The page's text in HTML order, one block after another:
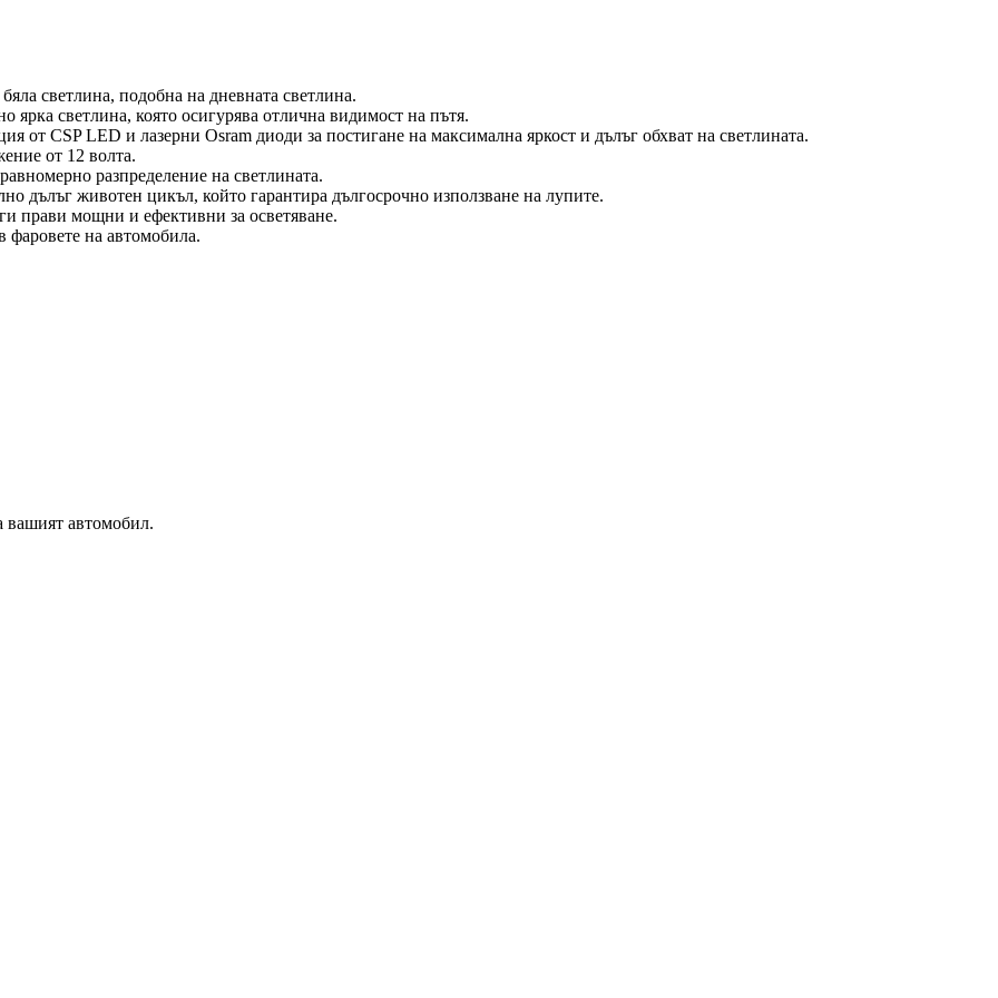
светлина, подобна на дневната светлина.
ярка светлина, която осигурява отлична видимост на пътя.
от CSP LED и лазерни Osram диоди за постигане на максимална яркост и дълъг обхват на светлината.
от 12 волта.
разпределение на светлината.
дълъг животен цикъл, който гарантира дългосрочно използване на лупите.
прави мощни и ефективни за осветяване.
фаровете на автомобила.
вашият автомобил.